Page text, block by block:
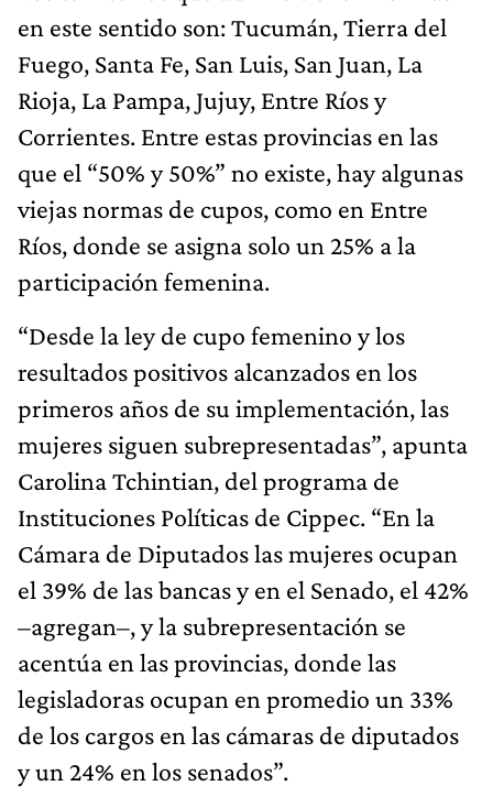
en este sentido son: Tucumán, Tierra del
Fuego, Santa Fe, San Luis, San Juan, La
Rioja, La Pampa, Jujuy, Entre Ríos y
Corrientes. Entre estas provincias en las
que el “50% y 50%” no existe, hay algunas
viejas normas de cupos, como en Entre
Ríos, donde se asigna solo un 25% a la
participación femenina.
“Desde la ley de cupo femenino y los
resultados positivos alcanzados en los
primeros años de su implementación, las
mujeres siguen subrepresentadas”, apunta
Carolina Tchintian, del programa de
Instituciones Políticas de Cippec. “En la
Cámara de Diputados las mujeres ocupan
el 39% de las bancas y en el Senado, el 42%
–agregan–, y la subrepresentación se
acentúa en las provincias, donde las
legisladoras ocupan en promedio un 33%
de los cargos en las cámaras de diputados
y un 24% en los senados”.